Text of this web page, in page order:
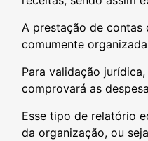
A prestação de contas
comumente
Para validação
comprovará as
Esse tipo de relatório
da organização, ou